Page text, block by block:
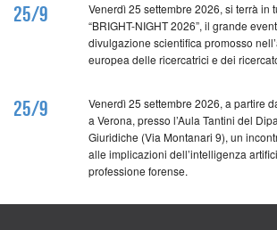
25/9
Venerdì 25 settembre 2026, si terrà in
“BRIGHT-NIGHT 2026”, il grande
divulgazione scientifica promosso
europea delle ricercatrici e dei
25/9
Venerdì 25 settembre 2026, a partire
a Verona, presso l’Aula Tantini del
Giuridiche (Via Montanari 9), un
alle implicazioni dell’intelligenza
professione forense.